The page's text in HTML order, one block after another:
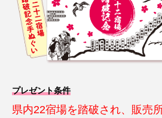
プレゼント条件
県内22宿場を踏破され、販売